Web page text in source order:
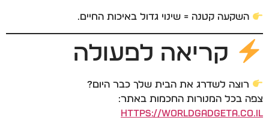
השקעה קטנה = שינוי גדול באיכות החיים.
קריאה לפעולה
רוצה לשדרג את הבית שלך כבר היום?
צפה בכל המנורות החכמות באתר:
https://worldgadgeta.co.il